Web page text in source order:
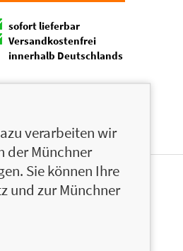
sofort lieferbar
Versandkostenfrei
innerhalb Deutschlands
werden.
Verlagsgruppe.
verarbeiten wir
der Münchner
Sie können Ihre
und zur Münchner